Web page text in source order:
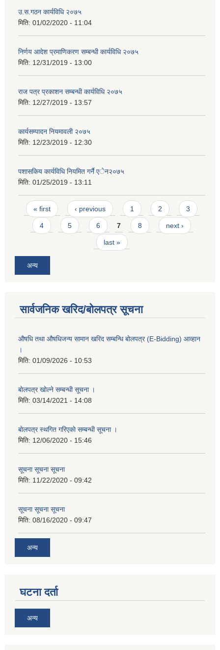
उ.स.गठन कार्यविधि २०७५
मिति: 01/02/2020 - 11:04
निर्णय आदेश प्रमाणिकरण सम्बन्धी कार्यविधि २०७५
मिति: 12/31/2019 - 13:00
राज पत्र प्रकाशन सम्बन्धी कार्यविधि २०७५
मिति: 12/27/2019 - 13:57
कार्यसम्पादन नियमावली २०७५
मिति: 12/23/2019 - 12:30
पशासकिय कार्यविधि नियमित गर्नै एेन२०७५
मिति: 01/25/2019 - 13:11
Pages
« first ‹ previous 1 2 3
4 5 6 7 8 next ›
last »
अन्य
सार्वजनिक खरिद/बोलपत्र सूचना
औषधि तथा औषधिजन्य सामान खरिद सम्बन्धि बोलपत्र (E-Bidding) आव्हान
।
मिति: 01/09/2026 - 10:53
बाेलपत्र खोल्ने सम्बन्धी सूचना ।
मिति: 03/14/2021 - 14:08
बाेलपत्र स्थगित गरिएकाे सम्बन्धी सूचना ।
मिति: 12/06/2020 - 15:46
सूचना सूचना सूचना
मिति: 11/22/2020 - 09:42
सूचना सूचना सूचना
मिति: 08/16/2020 - 09:47
अन्य
घटना दर्ता
अन्य